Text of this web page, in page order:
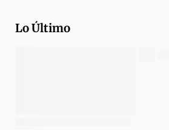
Lo Último